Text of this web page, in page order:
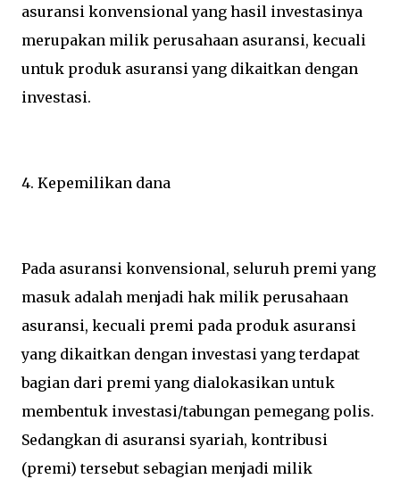
asuransi konvensional yang hasil investasinya
merupakan milik perusahaan asuransi, kecuali
untuk produk asuransi yang dikaitkan dengan
investasi.
4. Kepemilikan dana
Pada asuransi konvensional, seluruh premi yang
masuk adalah menjadi hak milik perusahaan
asuransi, kecuali premi pada produk asuransi
yang dikaitkan dengan investasi yang terdapat
bagian dari premi yang dialokasikan untuk
membentuk investasi/tabungan pemegang polis.
Sedangkan di asuransi syariah, kontribusi
(premi) tersebut sebagian menjadi milik